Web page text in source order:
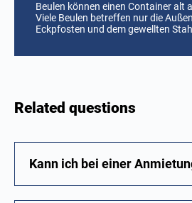
Beulen können einen Container alt
Viele Beulen betreffen nur die
Eckpfosten und dem gewellten
Related questions
Kann ich bei einer